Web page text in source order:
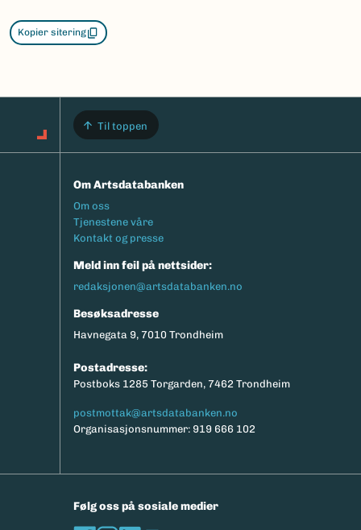
Kopier sitering
Til toppen
Om Artsdatabanken
Footermeny
Om oss
Tjenestene våre
Kontakt og presse
Meld inn feil på nettsider:
redaksjonen@artsdatabanken.no
Besøksadresse
Havnegata 9, 7010 Trondheim
Postadresse:
Postboks 1285 Torgarden, 7462 Trondheim
postmottak@artsdatabanken.no
Organisasjonsnummer: 919 666 102
Følg oss på sosiale medier